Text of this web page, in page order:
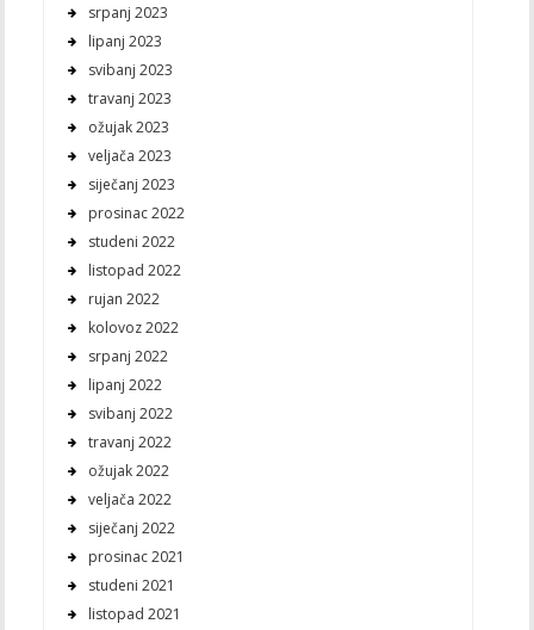
srpanj 2023
lipanj 2023
svibanj 2023
travanj 2023
ožujak 2023
veljača 2023
siječanj 2023
prosinac 2022
studeni 2022
listopad 2022
rujan 2022
kolovoz 2022
srpanj 2022
lipanj 2022
svibanj 2022
travanj 2022
ožujak 2022
veljača 2022
siječanj 2022
prosinac 2021
studeni 2021
listopad 2021